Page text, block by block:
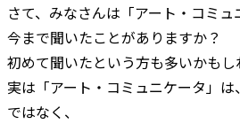
さて、みなさんは「アート・コミ
今まで聞いたことがありますか？
初めて聞いたという方も多いかもし
実は「アート・コミュニケータ」
ではなく、